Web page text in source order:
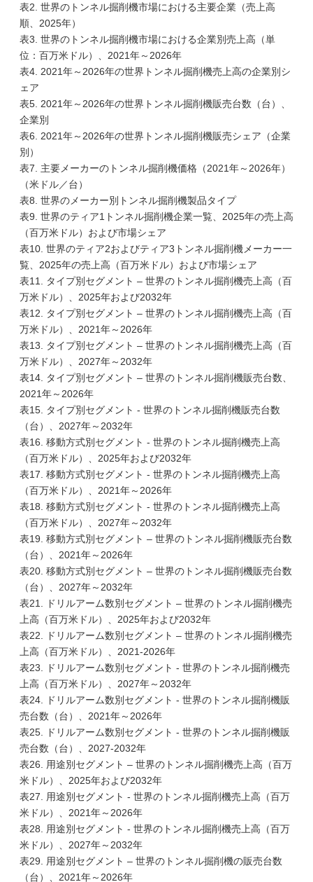
表2. 世界のトンネル掘削機市場における主要企業（売上高
順、2025年）
表3. 世界のトンネル掘削機市場における企業別売上高（単
位：百万米ドル）、2021年～2026年
表4. 2021年～2026年の世界トンネル掘削機売上高の企業別シ
ェア
表5. 2021年～2026年の世界トンネル掘削機販売台数（台）、
企業別
表6. 2021年～2026年の世界トンネル掘削機販売シェア（企業
別）
表7. 主要メーカーのトンネル掘削機価格（2021年～2026年）
（米ドル／台）
表8. 世界のメーカー別トンネル掘削機製品タイプ
表9. 世界のティア1トンネル掘削機企業一覧、2025年の売上高
（百万米ドル）および市場シェア
表10. 世界のティア2およびティア3トンネル掘削機メーカー一
覧、2025年の売上高（百万米ドル）および市場シェア
表11. タイプ別セグメント – 世界のトンネル掘削機売上高（百
万米ドル）、2025年および2032年
表12. タイプ別セグメント – 世界のトンネル掘削機売上高（百
万米ドル）、2021年～2026年
表13. タイプ別セグメント – 世界のトンネル掘削機売上高（百
万米ドル）、2027年～2032年
表14. タイプ別セグメント – 世界のトンネル掘削機販売台数、
2021年～2026年
表15. タイプ別セグメント - 世界のトンネル掘削機販売台数
（台）、2027年～2032年
表16. 移動方式別セグメント - 世界のトンネル掘削機売上高
（百万米ドル）、2025年および2032年
表17. 移動方式別セグメント - 世界のトンネル掘削機売上高
（百万米ドル）、2021年～2026年
表18. 移動方式別セグメント - 世界のトンネル掘削機売上高
（百万米ドル）、2027年～2032年
表19. 移動方式別セグメント – 世界のトンネル掘削機販売台数
（台）、2021年～2026年
表20. 移動方式別セグメント – 世界のトンネル掘削機販売台数
（台）、2027年～2032年
表21. ドリルアーム数別セグメント – 世界のトンネル掘削機売
上高（百万米ドル）、2025年および2032年
表22. ドリルアーム数別セグメント – 世界のトンネル掘削機売
上高（百万米ドル）、2021-2026年
表23. ドリルアーム数別セグメント - 世界のトンネル掘削機売
上高（百万米ドル）、2027年～2032年
表24. ドリルアーム数別セグメント - 世界のトンネル掘削機販
売台数（台）、2021年～2026年
表25. ドリルアーム数別セグメント - 世界のトンネル掘削機販
売台数（台）、2027-2032年
表26. 用途別セグメント – 世界のトンネル掘削機売上高（百万
米ドル）、2025年および2032年
表27. 用途別セグメント - 世界のトンネル掘削機売上高（百万
米ドル）、2021年～2026年
表28. 用途別セグメント - 世界のトンネル掘削機売上高（百万
米ドル）、2027年～2032年
表29. 用途別セグメント – 世界のトンネル掘削機の販売台数
（台）、2021年～2026年